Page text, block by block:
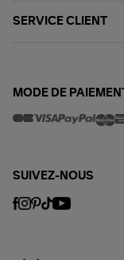
SERVICE CLIENT
MODE DE PAIEMENT
SUIVEZ-NOUS